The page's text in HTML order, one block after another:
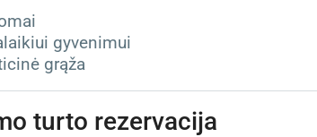
gyvenimui
grąža
turto rezervacija